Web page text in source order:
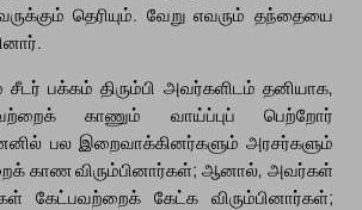
தெரியும். வேறு எவரும் தந்தையை
சீடர் பக்கம் திரும்பி அவர்களிடம் தனியாக,
காணும் வாய்ப்புப் பெற்றோர்
பல இறைவாக்கினர்களும் அரசர்களும்
காண விரும்பினார்கள்; ஆனால், அவர்கள்
கேட்பவற்றைக் கேட்க விரும்பினார்கள்;